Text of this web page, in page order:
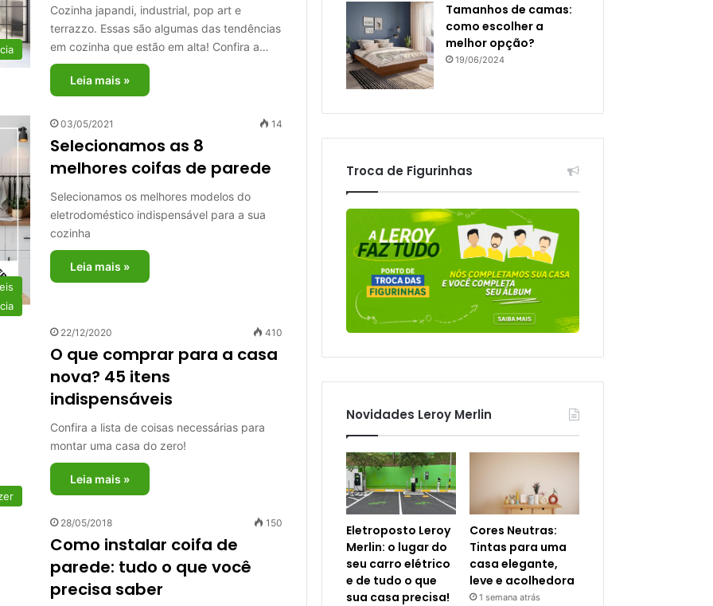
Cozinha japandi, industrial, pop art e
terrazzo. Essas são algumas das tendências
em cozinha que estão em alta! Confira a…
Leia mais »
03/05/2021 14
Selecionamos as 8
melhores coifas de parede
Selecionamos os melhores modelos do
eletrodoméstico indispensável para a sua
cozinha
Leia mais »
22/12/2020 410
O que comprar para a casa
nova? 45 itens
indispensáveis
Confira a lista de coisas necessárias para
montar uma casa do zero!
Leia mais »
28/05/2018 150
Como instalar coifa de
parede: tudo o que você
precisa saber
Tamanhos de camas:
como escolher a
melhor opção?
19/06/2024
Troca de Figurinhas
Novidades Leroy Merlin
Eletroposto Leroy
Merlin: o lugar do
seu carro elétrico
e de tudo o que
sua casa precisa!
Cores Neutras:
Tintas para uma
casa elegante,
leve e acolhedora
1 semana atrás